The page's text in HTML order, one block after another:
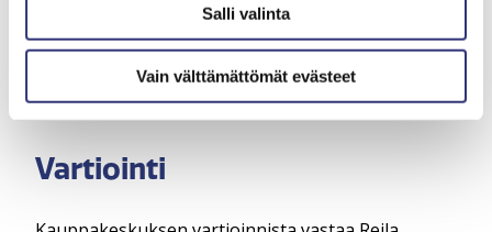
Salli valinta
Vain välttämättömät evästeet
Vartiointi